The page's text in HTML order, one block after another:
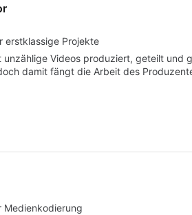
erstklassige Projekte
Videos produziert, geteilt und
damit fängt die Arbeit des
Medienkodierung